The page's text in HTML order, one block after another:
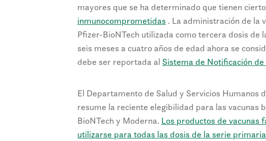
mayores que se ha determinado que tienen
inmunocomprometidas . La administración de la
Pfizer-BioNTech utilizada como tercera dosis de
seis meses a cuatro años de edad ahora se
debe ser reportada al Sistema de Notificación de
El Departamento de Salud y Servicios Humanos
resume la reciente elegibilidad para las vacunas
BioNTech y Moderna. Los productos de vacunas
utilizarse para todas las dosis de la serie